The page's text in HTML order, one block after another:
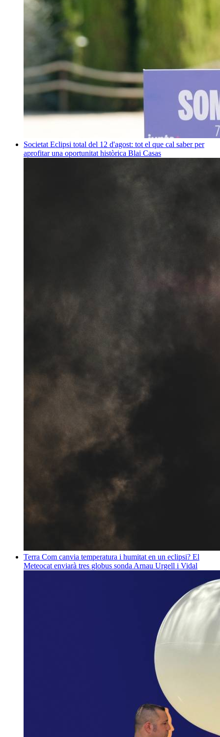
Societat Eclipsi total del 12 d'agost: tot el que cal saber per
aprofitar una oportunitat històrica Blai Casas
Terra Com canvia temperatura i humitat en un eclipsi? El
Meteocat enviarà tres globus sonda Arnau Urgell i Vidal